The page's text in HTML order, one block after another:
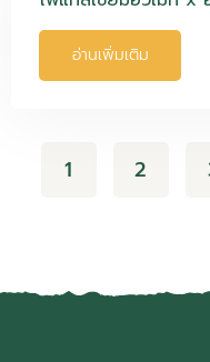
อ่านเพิ่มเติม
1 2